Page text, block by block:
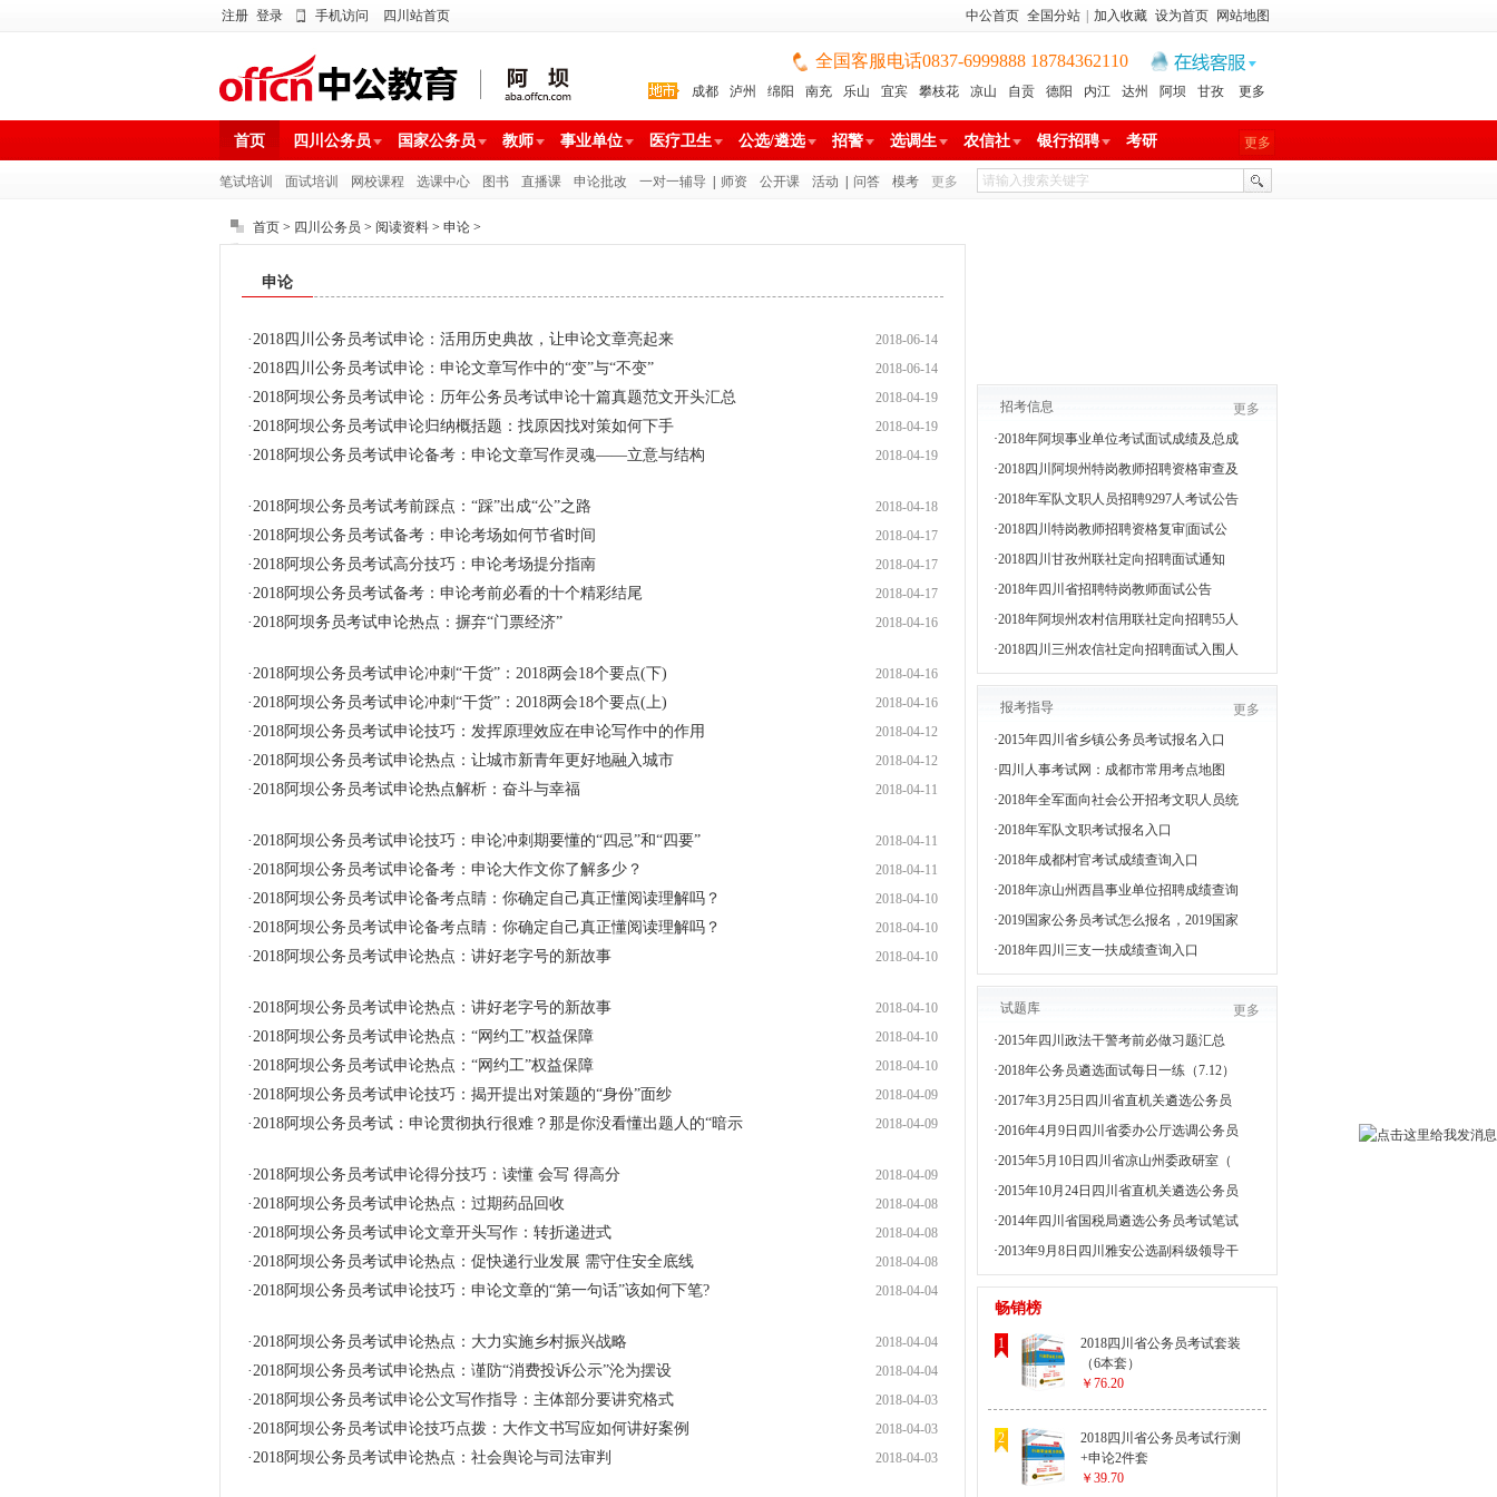
注册 登录 手机访问 四川站首页 中公首页 全国分站 加入收藏 设为首页 网站地图
全国客服电话0837-6999888 18784362110
成都 泸州 绵阳 南充 乐山 宜宾 攀枝花 凉山 自贡 德阳 内江 达州 阿坝 甘孜
更多
首页 四川公务员 国家公务员 教师 事业单位 医疗卫生 公选/遴选 招警 选调生 农信社 银行招聘 更多
考研
笔试培训 面试培训 网校课程 选课中心 图书 直播课 申论批改 一对一辅导 师资 公开课 活动 问答 模考 更多
首页 > 四川公务员 > 阅读资料 > 申论 >
申论
·2018四川公务员考试申论：活用历史典故，让申论文章亮起来 2018-06-14
·2018四川公务员考试申论：申论文章写作中的“变”与“不变” 2018-06-14
·2018阿坝公务员考试申论：历年公务员考试申论十篇真题范文开头汇总 2018-04-19
·2018阿坝公务员考试申论归纳概括题：找原因找对策如何下手 2018-04-19
·2018阿坝公务员考试申论备考：申论文章写作灵魂——立意与结构 2018-04-19
·2018阿坝公务员考试考前踩点：“踩”出成“公”之路 2018-04-18
·2018阿坝公务员考试备考：申论考场如何节省时间 2018-04-17
·2018阿坝公务员考试高分技巧：申论考场提分指南 2018-04-17
·2018阿坝公务员考试备考：申论考前必看的十个精彩结尾 2018-04-17
·2018阿坝务员考试申论热点：摒弃“门票经济” 2018-04-16
·2018阿坝公务员考试申论冲刺“干货”：2018两会18个要点(下) 2018-04-16
·2018阿坝公务员考试申论冲刺“干货”：2018两会18个要点(上) 2018-04-16
·2018阿坝公务员考试申论技巧：发挥原理效应在申论写作中的作用 2018-04-12
·2018阿坝公务员考试申论热点：让城市新青年更好地融入城市 2018-04-12
·2018阿坝公务员考试申论热点解析：奋斗与幸福 2018-04-11
·2018阿坝公务员考试申论技巧：申论冲刺期要懂的“四忌”和“四要” 2018-04-11
·2018阿坝公务员考试申论备考：申论大作文你了解多少？ 2018-04-11
·2018阿坝公务员考试申论备考点睛：你确定自己真正懂阅读理解吗？ 2018-04-10
·2018阿坝公务员考试申论备考点睛：你确定自己真正懂阅读理解吗？ 2018-04-10
·2018阿坝公务员考试申论热点：讲好老字号的新故事 2018-04-10
·2018阿坝公务员考试申论热点：讲好老字号的新故事 2018-04-10
·2018阿坝公务员考试申论热点：“网约工”权益保障 2018-04-10
·2018阿坝公务员考试申论热点：“网约工”权益保障 2018-04-10
·2018阿坝公务员考试申论技巧：揭开提出对策题的“身份”面纱 2018-04-09
·2018阿坝公务员考试：申论贯彻执行很难？那是你没看懂出题人的“暗示 2018-04-09
·2018阿坝公务员考试申论得分技巧：读懂 会写 得高分 2018-04-09
·2018阿坝公务员考试申论热点：过期药品回收 2018-04-08
·2018阿坝公务员考试申论文章开头写作：转折递进式 2018-04-08
·2018阿坝公务员考试申论热点：促快递行业发展 需守住安全底线 2018-04-08
·2018阿坝公务员考试申论技巧：申论文章的“第一句话”该如何下笔? 2018-04-04
·2018阿坝公务员考试申论热点：大力实施乡村振兴战略 2018-04-04
·2018阿坝公务员考试申论热点：谨防“消费投诉公示”沦为摆设 2018-04-04
·2018阿坝公务员考试申论公文写作指导：主体部分要讲究格式 2018-04-03
·2018阿坝公务员考试申论技巧点拨：大作文书写应如何讲好案例 2018-04-03
·2018阿坝公务员考试申论热点：社会舆论与司法审判 2018-04-03
招考信息
更多
·2018年阿坝事业单位考试面试成绩及总成
·2018四川阿坝州特岗教师招聘资格审查及
·2018年军队文职人员招聘9297人考试公告
·2018四川特岗教师招聘资格复审|面试公
·2018四川甘孜州联社定向招聘面试通知
·2018年四川省招聘特岗教师面试公告
·2018年阿坝州农村信用联社定向招聘55人
·2018四川三州农信社定向招聘面试入围人
报考指导
更多
·2015年四川省乡镇公务员考试报名入口
· 四川人事考试网：成都市常用考点地图
·2018年全军面向社会公开招考文职人员统
·2018年军队文职考试报名入口
·2018年成都村官考试成绩查询入口
·2018年凉山州西昌事业单位招聘成绩查询
·2019国家公务员考试怎么报名，2019国家
·2018年四川三支一扶成绩查询入口
试题库
更多
·2015年四川政法干警考前必做习题汇总
·2018年公务员遴选面试每日一练（7.12）
·2017年3月25日四川省直机关遴选公务员
·2016年4月9日四川省委办公厅选调公务员
·2015年5月10日四川省凉山州委政研室（
·2015年10月24日四川省直机关遴选公务员
·2014年四川省国税局遴选公务员考试笔试
·2013年9月8日四川雅安公选副科级领导干
畅销榜
1
2018四川省公务员考试套装
（6本套）
￥76.20
2
2018四川省公务员考试行测
+申论2件套
￥39.70